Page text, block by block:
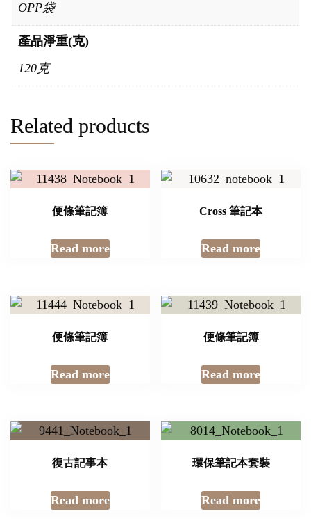
OPP袋
產品淨重(克)
120克
Related products
便條筆記簿
Read more
Cross 筆記本
Read more
便條筆記簿
Read more
便條筆記簿
Read more
復古記事本
Read more
環保筆記本套裝
Read more